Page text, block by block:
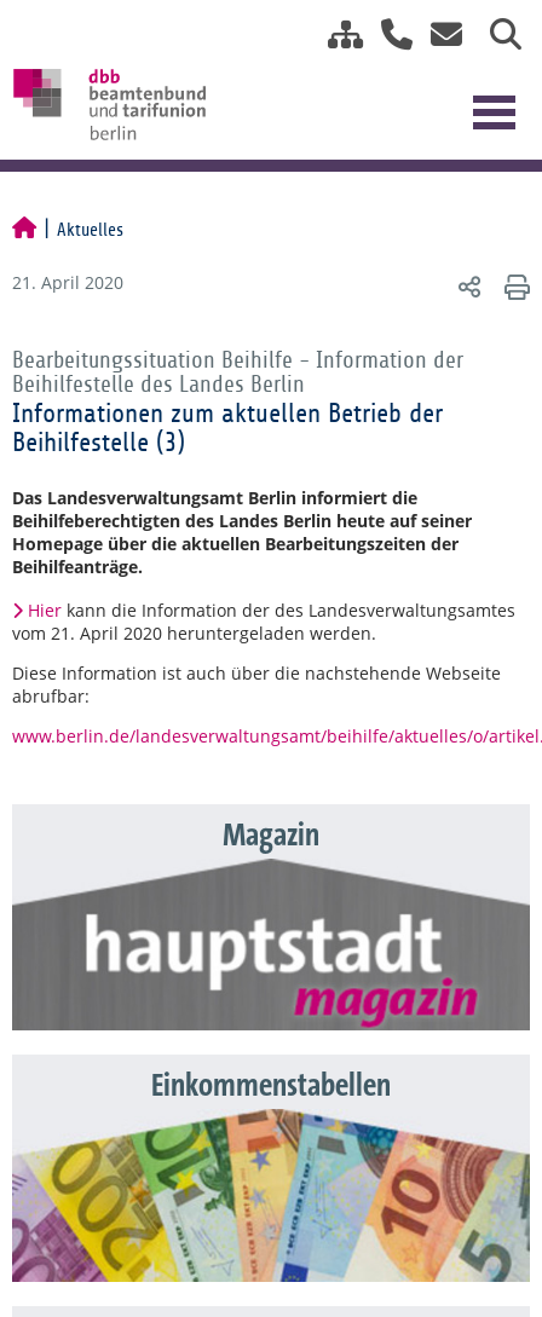
Aktuelles
21. April 2020
Bearbeitungssituation Beihilfe - Information der
Beihilfestelle des Landes Berlin
Informationen zum aktuellen Betrieb der
Beihilfestelle (3)
Das Landesverwaltungsamt Berlin informiert die
Beihilfeberechtigten des Landes Berlin heute auf seiner
Homepage über die aktuellen Bearbeitungszeiten der
Beihilfeanträge.
Hier kann die Information der des Landesverwaltungsamtes
vom 21. April 2020 heruntergeladen werden.
Diese Information ist auch über die nachstehende Webseite
abrufbar:
www.berlin.de/landesverwaltungsamt/beihilfe/aktuelles/o/
Magazin
Einkommenstabellen